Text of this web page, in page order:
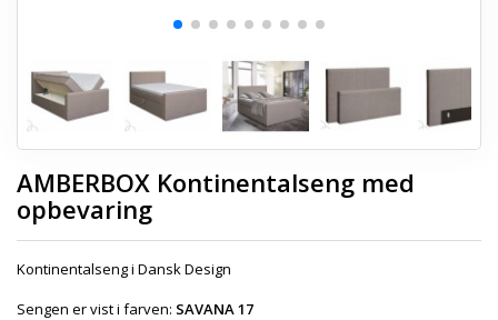
AMBERBOX Kontinentalseng med
opbevaring
Kontinentalseng i Dansk Design
Sengen er vist i farven: SAVANA 17